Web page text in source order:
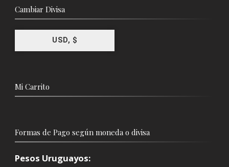
Cambiar Divisa
USD, $
Mi Carrito
Formas de Pago según moneda o divisa
Pesos Uruguayos: